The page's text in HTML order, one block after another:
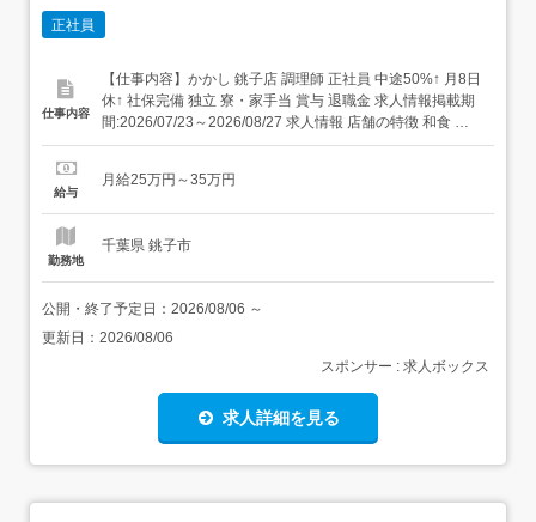
正社員
仕事内容
【仕事内容】かかし 銚子店 調理師 正社員 中途50%↑ 月8日
休↑ 社保完備 独立 寮・家⼿当 賞与 退職金 求人情報掲載期
間:2026/07/23～2026/08/27 求人情報 店舗の特徴 和食 住
所 千葉県 銚子市 三崎町2-2660-1 イオン銚子SC 1F 交 通
車12分JR総武...
給与
月給25万円～35万円
勤務地
千葉県 銚子市
公開・終了予定日： 2026/08/06 ～
更新日： 2026/08/06
スポンサー : 求人ボックス
求人詳細を見る